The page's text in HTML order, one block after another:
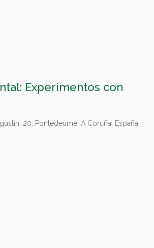
Experimentos con
20, Pontedeume, A Coruña, España